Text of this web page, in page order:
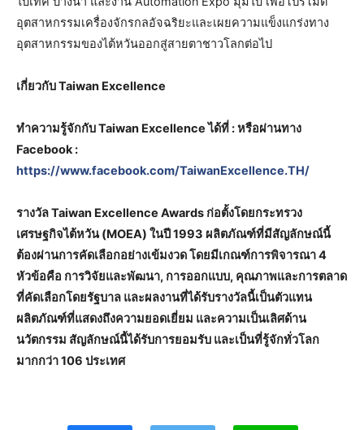
อุตสาหกรรมเครื่องจักรกลอัจฉริยะและเผยความแข็งแกร่งทาง
อุตสาหกรรมของไต้หวันออกสู่สายตาชาวโลกต่อไป
เกี่ยวกับTaiwan Excellence
ทำความรู้จักกับ Taiwan Excellence ได้ที่ :หรือผ่านทาง
Facebook :
https://www.facebook.com/TaiwanExcellence.TH/
รางวัล Taiwan Excellence Awards ก่อตั้งโดยกระทรวง
เศรษฐกิจไต้หวัน (MOEA) ในปี 1993 ผลิตภัณฑ์ที่มีสัญลักษณ์นี้
ต้องผ่านการคัดเลือกอย่างเข้มงวด โดยมีเกณฑ์การพิจารณา 4
หัวข้อคือ การวิจัยและพัฒนา, การออกแบบ, คุณภาพและการตลาด
ที่คัดเลือกโดยรัฐบาล และผลงานที่ได้รับรางวัลนี้เป็นตัวแทน
ผลิตภัณฑ์ที่แสดงถึงความยอดเยี่ยม และความเป็นเลิศด้าน
นวัตกรรม สัญลักษณ์นี้ได้รับการยอมรับ และเป็นที่รู้จักทั่วโลก
มากกว่า 106 ประเทศ